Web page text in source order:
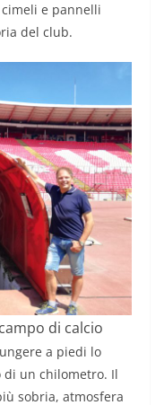
e pannelli
del club.
di calcio
a piedi lo
di un chilometro. Il
sobria, atmosfera